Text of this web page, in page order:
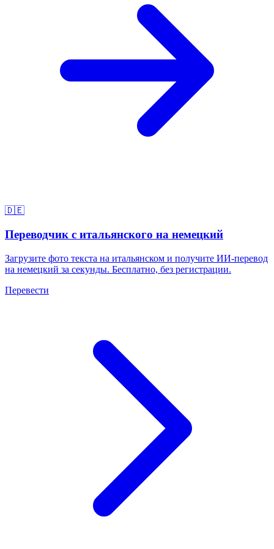
🇩🇪
Переводчик с итальянского на немецкий
Загрузите фото текста на итальянском и получите ИИ-перевод
на немецкий за секунды. Бесплатно, без регистрации.
Перевести